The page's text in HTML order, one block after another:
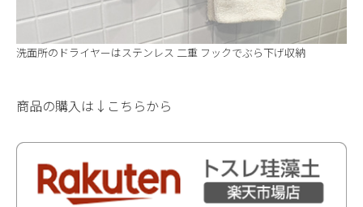
洗面所のドライヤーはステンレス 二重 フックでぶら下げ収納
商品の購入は↓こちらから